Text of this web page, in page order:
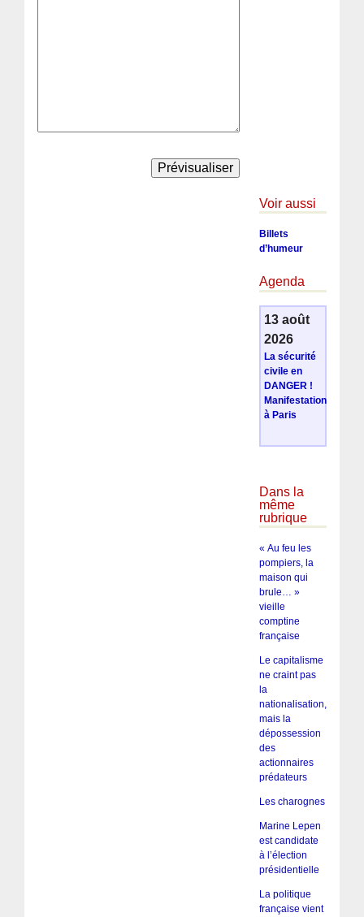
Voir aussi
Billets
d’humeur
Agenda
13 août
2026
La sécurité
civile en
DANGER !
Manifestation
à Paris
Dans la
même
rubrique
« Au feu les
pompiers, la
maison qui
brule… »
vieille
comptine
française
Le capitalisme
ne craint pas
la
nationalisation,
mais la
dépossession
des
actionnaires
prédateurs
Les charognes
Marine Lepen
est candidate
à l’élection
présidentielle
La politique
française vient